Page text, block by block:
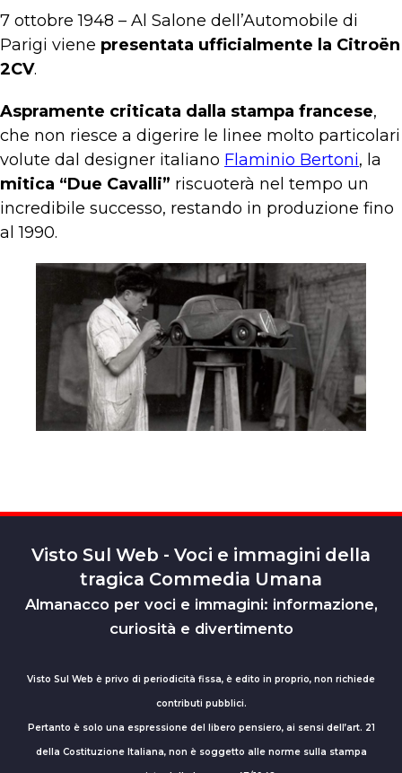
7 ottobre 1948 – Al Salone dell’Automobile di
Parigi viene presentata ufficialmente la Citroën
2CV.
Aspramente criticata dalla stampa francese,
che non riesce a digerire le linee molto particolari
volute dal designer italiano Flaminio Bertoni, la
mitica “Due Cavalli” riscuoterà nel tempo un
incredibile successo, restando in produzione fino
al 1990.
Visto Sul Web - Voci e immagini della
tragica Commedia Umana
Almanacco per voci e immagini: informazione,
curiosità e divertimento
Visto Sul Web è privo di periodicità fissa, è edito in proprio, non richiede
contributi pubblici.
Pertanto è solo una espressione del libero pensiero, ai sensi dell’art. 21
della Costituzione Italiana, non è soggetto alle norme sulla stampa